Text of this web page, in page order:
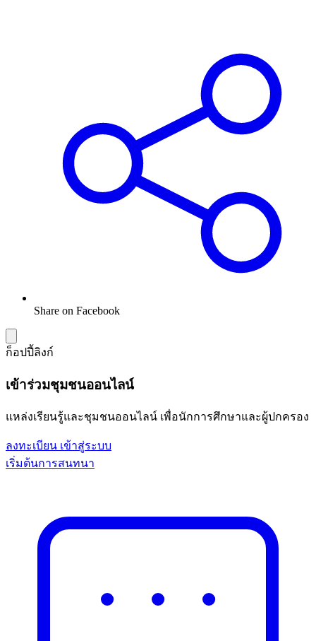
Share on Facebook
ก็อปปี้ลิงก์
เข้าร่วมชุมชนออนไลน์
แหล่งเรียนรู้และชุมชนออนไลน์ เพื่อนักการศึกษาและผู้ปกครอง
ลงทะเบียน เข้าสู่ระบบ
เริ่มต้นการสนทนา